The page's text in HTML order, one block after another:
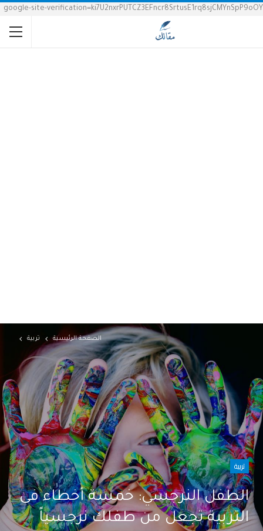
google-site-verification=ki7U2nxrPUTCZ3EFncr8SrtusE1rq8sjCMYnSpP9oOY
الصفحة الرئيسية تربية
تربية
الطفل النرجسي: خمسة أخطاء فى
التربية تجعل من طفلك نرجسياً